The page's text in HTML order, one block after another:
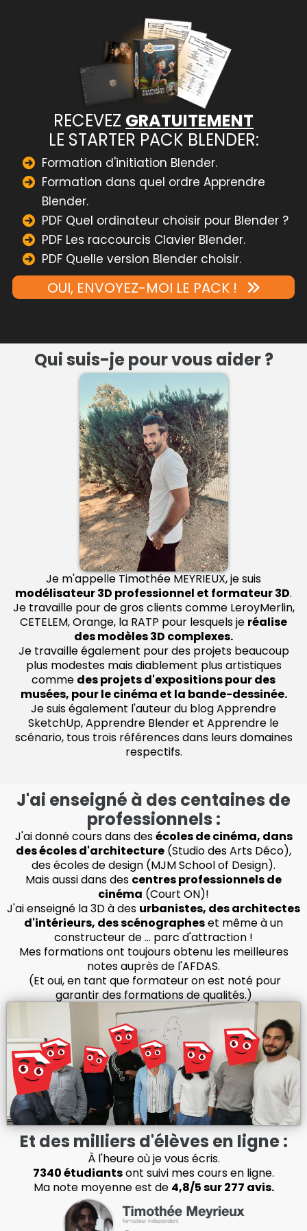
RECEVEZ GRATUITEMENT
LE STARTER PACK BLENDER:
Formation d'initiation Blender.
Formation dans quel ordre Apprendre
Blender.
PDF Quel ordinateur choisir pour Blender ?
PDF Les raccourcis Clavier Blender.
PDF Quelle version Blender choisir.
OUI, ENVOYEZ-MOI LE PACK !
Qui suis-je pour vous aider ?
Je m'appelle Timothée MEYRIEUX, je suis
modélisateur 3D professionnel et formateur 3D.
Je travaille pour de gros clients comme LeroyMerlin,
CETELEM, Orange, la RATP pour lesquels je réalise
des modèles 3D complexes.
Je travaille également pour des projets beaucoup
plus modestes mais diablement plus artistiques
comme des projets d'expositions pour des
musées, pour le cinéma et la bande-dessinée.
Je suis également l'auteur du blogApprendre
SketchUp, Apprendre Blender et Apprendre le
scénario, tous trois références dans leurs domaines
respectifs.
J'ai enseigné à des centaines de
professionnels :
J'ai donné cours dans desécoles de cinéma, dans
des écoles d'architecture (Studio des Arts Déco),
des écoles de design (MJM School of Design).
Mais aussi dans des centres professionnels de
cinéma (Court ON)!
J'ai enseigné la 3D à des urbanistes, des architectes
d'intérieurs, des scénographeset même à un
constructeur de ... parc d'attraction !
Mes formations ont toujours obtenu les meilleures
notes auprès de l'AFDAS.
(Et oui, en tant que formateur on est noté pour
garantir des formations de qualités.)
Et des milliers d'élèves en ligne :
À l'heure où je vous écris.
7340 étudiantsont suivi mes cours en ligne.
Ma note moyenne est de 4,8/5 sur 277 avis.